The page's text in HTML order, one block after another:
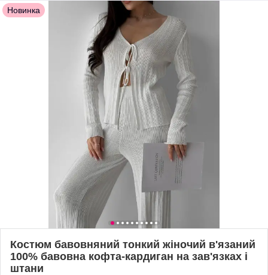
Новинка
Костюм бавовняний тонкий жіночий в'язаний
100% бавовна кофта-кардиган на зав'язках і
штани